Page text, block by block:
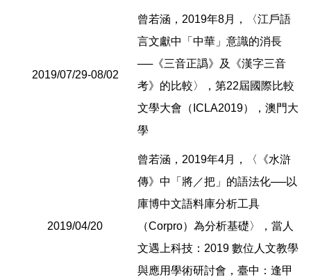
2019/07/29-08/02
曾若涵，2019年8月，〈江戶語
言文獻中「中華」意識的消長
──《三音正譌》及《漢字三音
考》的比較〉，第22屆國際比較
文學大會（ICLA2019），澳門大
學
2019/04/20
曾若涵，2019年4月，〈《水滸
傳》中「將／把」的語法化──以
庫博中文語料庫分析工具
（Corpro）為分析基礎〉，當人
文遇上科技：2019 數位人文教學
與應用學術研討會，臺中：逢甲